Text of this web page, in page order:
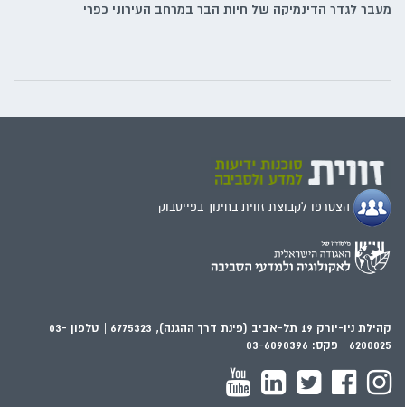
מעבר לגדר הדינמיקה של חיות הבר במרחב העירוני כפרי
הצטרפו לקבוצת זווית בחינוך בפייסבוק
קהילת ניו-יורק 19 תל-אביב (פינת דרך ההגנה), 6775323 | טלפון 03-
6200025 | פקס: 03-6090396